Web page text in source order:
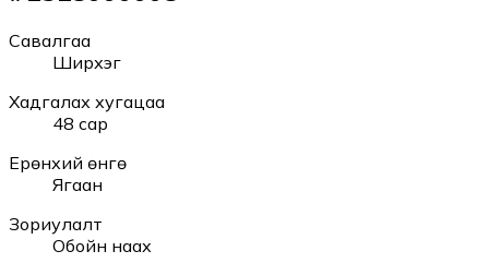
Савалгаа
Ширхэг
Хадгалах хугацаа
48 сар
Ерөнхий өнгө
Ягаан
Зориулалт
Обойн наах